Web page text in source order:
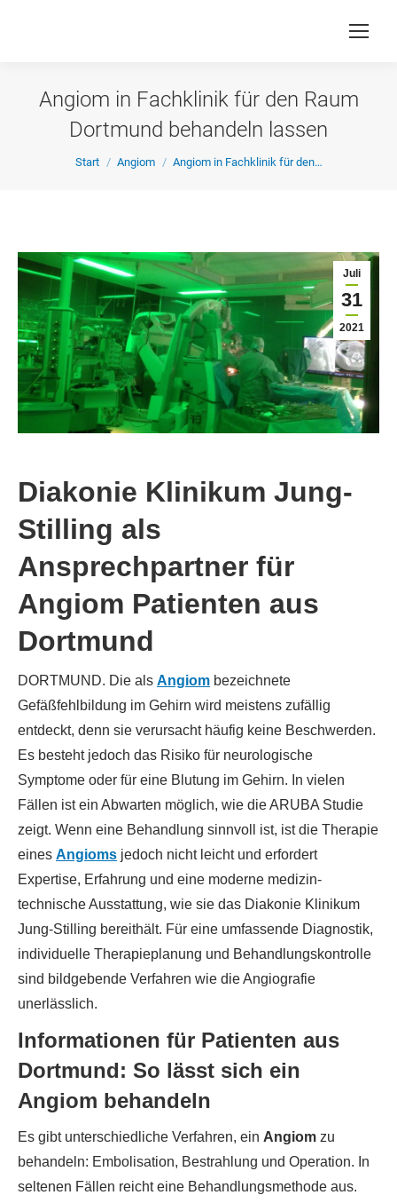
Angiom in Fachklinik für den Raum
Dortmund behandeln lassen
Sie befinden sich hier:
Start Angiom Angiom in Fachklinik für den…
Juli
31
2021
Diakonie Klinikum Jung-
Stilling als
Ansprechpartner für
Angiom Patienten aus
Dortmund
DORTMUND. Die als Angiom bezeichnete
Gefäßfehlbildung im Gehirn wird meistens zufällig
entdeckt, denn sie verursacht häufig keine Beschwerden.
Es besteht jedoch das Risiko für neurologische
Symptome oder für eine Blutung im Gehirn. In vielen
Fällen ist ein Abwarten möglich, wie die ARUBA Studie
zeigt. Wenn eine Behandlung sinnvoll ist, ist die Therapie
eines Angioms jedoch nicht leicht und erfordert
Expertise, Erfahrung und eine moderne medizin-
technische Ausstattung, wie sie das Diakonie Klinikum
Jung-Stilling bereithält. Für eine umfassende Diagnostik,
individuelle Therapieplanung und Behandlungskontrolle
sind bildgebende Verfahren wie die Angiografie
unerlässlich.
Informationen für Patienten aus
Dortmund: So lässt sich ein
Angiom behandeln
Es gibt unterschiedliche Verfahren, ein Angiom zu
behandeln: Embolisation, Bestrahlung und Operation. In
seltenen Fällen reicht eine Behandlungsmethode aus.